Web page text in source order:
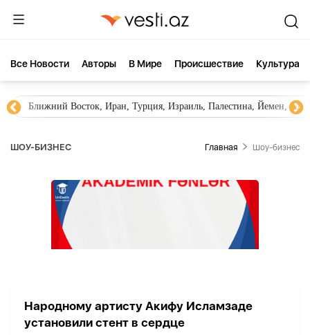
Все Новости Aвторы В Мире Происшествие Культура
Ближний Восток, Иран, Турция, Израиль, Палестина, Йемен,
ШОУ-БИЗНЕС Главная Шоу-бизнес
Народному артисту Акифу Исламзаде
установили стент в сердце